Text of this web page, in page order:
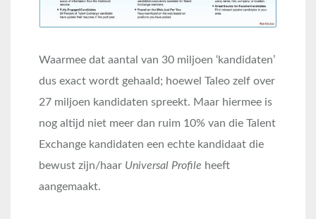
Waarmee dat aantal van 30 miljoen ‘kandidaten’
dus exact wordt gehaald; hoewel Taleo zelf over
27 miljoen kandidaten spreekt. Maar hiermee is
nog altijd niet meer dan ruim 10% van die Talent
Exchange kandidaten een echte kandidaat die
bewust zijn/haar Universal Profile heeft
aangemaakt.